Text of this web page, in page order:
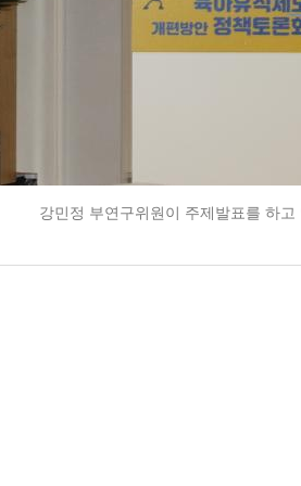
강민정 부연구위원이 주제발표를 하고